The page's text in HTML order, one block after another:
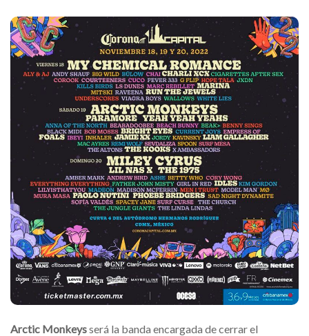
Arctic Monkeysserá la banda encargada de cerrar el